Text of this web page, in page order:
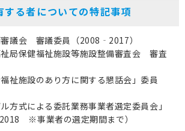
する者についての特記事項
審議会 審議委員（2008‐2017）
祉局保健福祉施設等施設整備審査会 審査
祉施設のあり方に関する懇話会」委員
方式による委託業務事業者選定委員会」
※事業者の選定期間まで）